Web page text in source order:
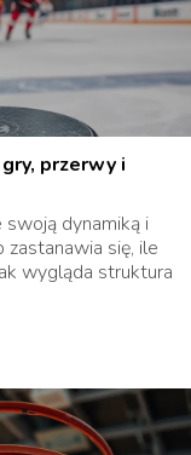
przerwy i
dynamiką i
zastanawia się, ile
wygląda struktura